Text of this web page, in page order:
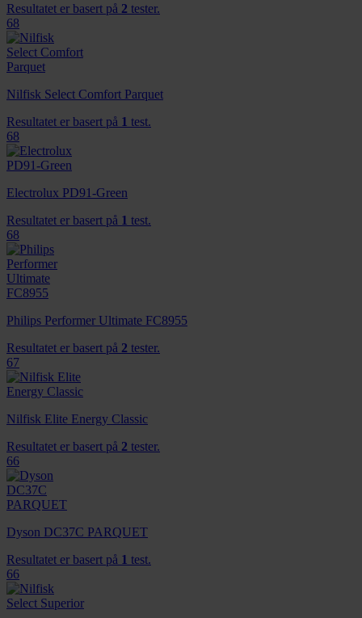
Resultatet er basert på 2 tester.
68
Nilfisk Select Comfort Parquet
Resultatet er basert på 1 test.
68
Electrolux PD91-Green
Resultatet er basert på 1 test.
68
Philips Performer Ultimate FC8955
Resultatet er basert på 2 tester.
67
Nilfisk Elite Energy Classic
Resultatet er basert på 2 tester.
66
Dyson DC37C PARQUET
Resultatet er basert på 1 test.
66